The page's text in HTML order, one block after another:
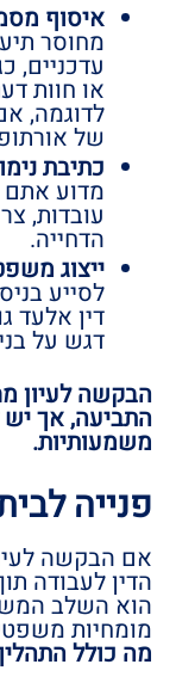
איסוף
מחוסר
עדכניים,
או חוות
לדוגמה,
של
כתיבת
מדוע אתם
עובדות,
הדחייה.
ייצוג
לסייע
דין אלעד
דגש על
הבקשה לעיון
התביעה, אך יש
משמעותיות.
פנייה
אם הבקשה
הדין לעבודה
הוא השלב
מומחיות
מה כולל